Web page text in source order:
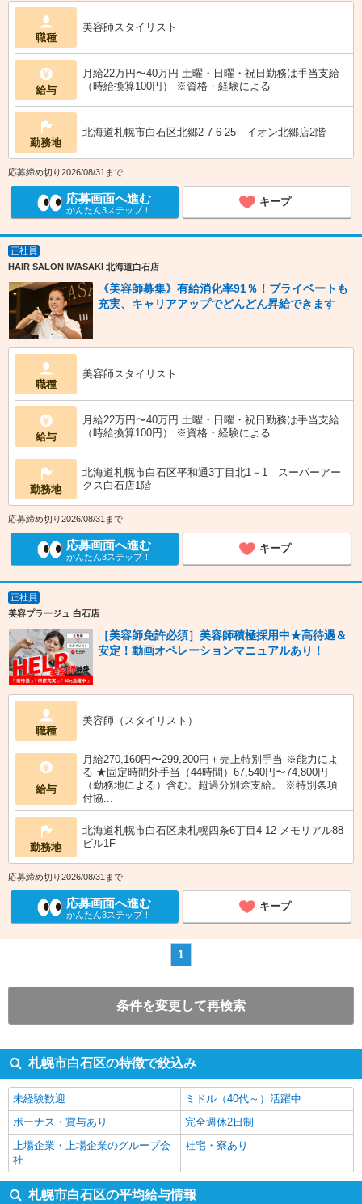
職種
美容師スタイリスト
給与
月給22万円〜40万円 土曜・日曜・祝日勤務は手当支給
（時給換算100円） ※資格・経験による
勤務地
北海道札幌市白石区北郷2-7-6-25 イオン北郷店2階
応募締め切り2026/08/31まで
応募画面へ進む
かんたん3ステップ！
キープ
正社員
HAIR SALON IWASAKI 北海道白石店
《美容師募集》有給消化率91％！プライベートも
充実、キャリアアップでどんどん昇給できます
職種
美容師スタイリスト
給与
月給22万円〜40万円 土曜・日曜・祝日勤務は手当支給
（時給換算100円） ※資格・経験による
勤務地
北海道札幌市白石区平和通3丁目北1－1 スーパーアー
クス白石店1階
応募締め切り2026/08/31まで
応募画面へ進む
かんたん3ステップ！
キープ
正社員
美容プラージュ 白石店
［美容師免許必須］美容師積極採用中★高待遇＆
安定！動画オペレーションマニュアルあり！
職種
美容師（スタイリスト）
給与
月給270,160円〜299,200円＋売上特別手当 ※能力によ
る ★固定時間外手当（44時間）67,540円〜74,800円
（勤務地による）含む。超過分別途支給。 ※特別条項
付協...
勤務地
北海道札幌市白石区東札幌四条6丁目4-12 メモリアル88
ビル1F
応募締め切り2026/08/31まで
応募画面へ進む
かんたん3ステップ！
キープ
1
条件を変更して再検索
札幌市白石区の特徴で絞込み
未経験歓迎
ミドル（40代～）活躍中
ボーナス・賞与あり
完全週休2日制
上場企業・上場企業のグループ会
社
社宅・寮あり
札幌市白石区の平均給与情報